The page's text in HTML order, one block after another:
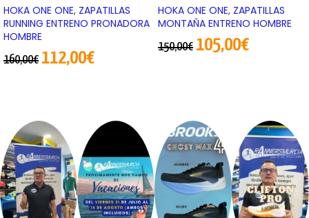
HOKA ONE ONE, ZAPATILLAS
RUNNING ENTRENO PRONADORA
HOMBRE
160,00€ 112,00€
HOKA ONE ONE, ZAPATILLAS
MONTAÑA ENTRENO HOMBRE
150,00€ 105,00€